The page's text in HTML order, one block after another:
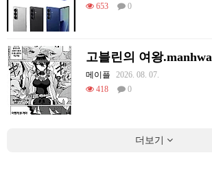
653
0
고블린의 여왕.manhwa
메이플
2026. 08. 07.
418
0
더보기